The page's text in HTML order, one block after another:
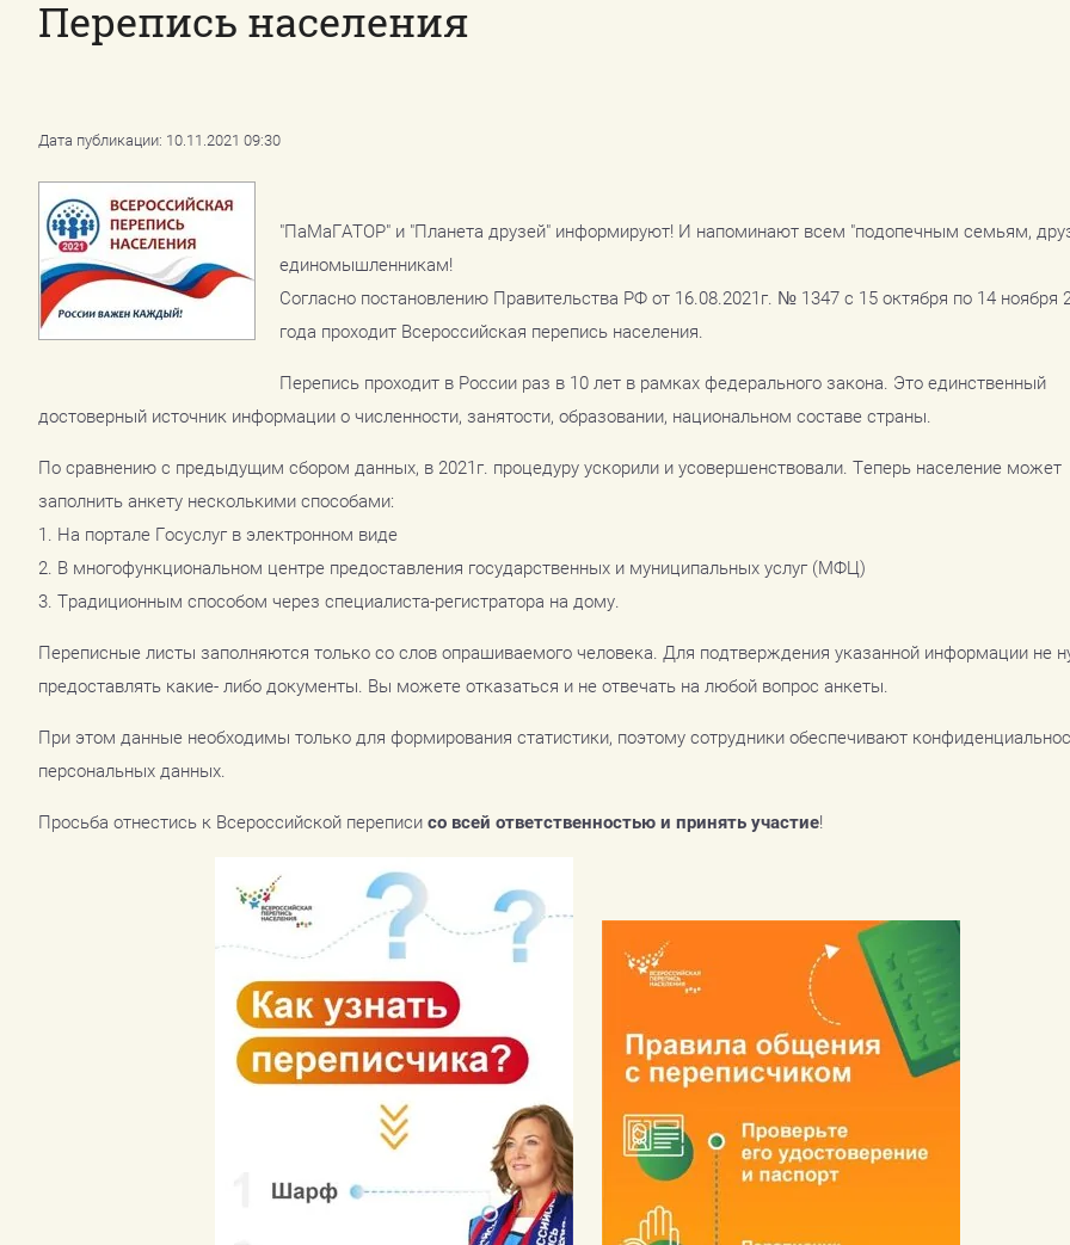
Перепись населения
Дата публикации: 10.11.2021 09:30
"ПаМаГАТОР" и "Планета друзей" информируют! И напоминают всем "подопечным семьям,
единомышленникам!
Согласно постановлению Правительства РФ от 16.08.2021г. № 1347 с 15 октября по 14 ноября
года проходит Всероссийская перепись населения.
Перепись проходит в России раз в 10 лет в рамках федерального закона. Это единственный
достоверный источник информации о численности, занятости, образовании, национальном составе страны.
По сравнению с предыдущим сбором данных, в 2021г. процедуру ускорили и усовершенствовали. Теперь население может
заполнить анкету несколькими способами:
1. На портале Госуслуг в электронном виде
2. В многофункциональном центре предоставления государственных и муниципальных услуг (МФЦ)
3. Традиционным способом через специалиста-регистратора на дому.
Переписные листы заполняются только со слов опрашиваемого человека. Для подтверждения указанной информации не
предоставлять какие- либо документы. Вы можете отказаться и не отвечать на любой вопрос анкеты.
При этом данные необходимы только для формирования статистики, поэтому сотрудники обеспечивают
персональных данных.
Просьба отнестись к Всероссийской переписи со всей ответственностью и принять участие!